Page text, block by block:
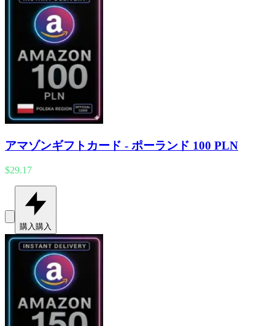
アマゾンギフトカード - ポーランド 100 PLN
$29.17
購入購入